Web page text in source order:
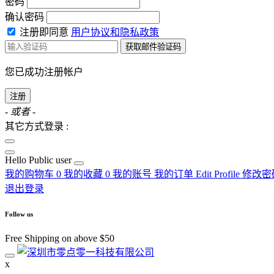
确认密码
注册即同意 用户协议和隐私政策
获取邮件验证码
您已成功注册帐户
注册
- 或者 -
其它方式登录 :
Hello Public user
我的购物车 0 我的收藏 0 我的账号 我的订单 Edit Profile 修改密
退出登录
Follow us
Free Shipping on above $50
x